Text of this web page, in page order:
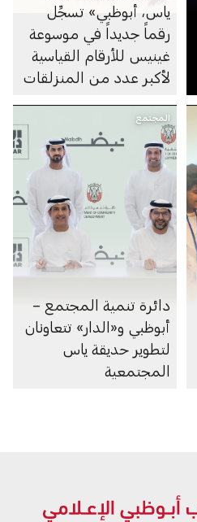
ياس، أبوظبي» تسجِّل
رقماً جديداً في موسوعة
غينيس للأرقام القياسية
لأكبر عدد من المنزلقات
المجتمع
دائرة تنمية المجتمع –
أبوظبي و«الدار» تتعاونان
لتطوير حديقة ياس
المجتمعية